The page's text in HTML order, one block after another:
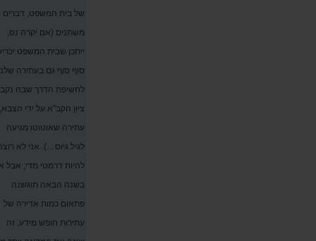
של בית המשפט, דברים
משתנים (אם יקרה נס,
ייתכן שבית המשפט
סוף סוף גם בעתירה
לחשיפת הדרך שבה
ציון הקב"א על ידי הצבא,
עתירה שאוטוטו מגיעה
לגיל גיוס…). אני לא
להיות דרמטי מדי, אבל
בשנה הבאה תוגשנה
פתאום כמות אדירה של
עתירות חופש מידע, זה